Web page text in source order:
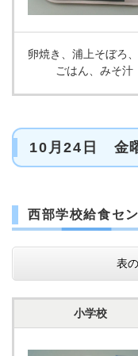
卵焼き、浦上そぼろ
ごはん、みそ汁
10月24日 金
西部学校給食セ
表
小学校